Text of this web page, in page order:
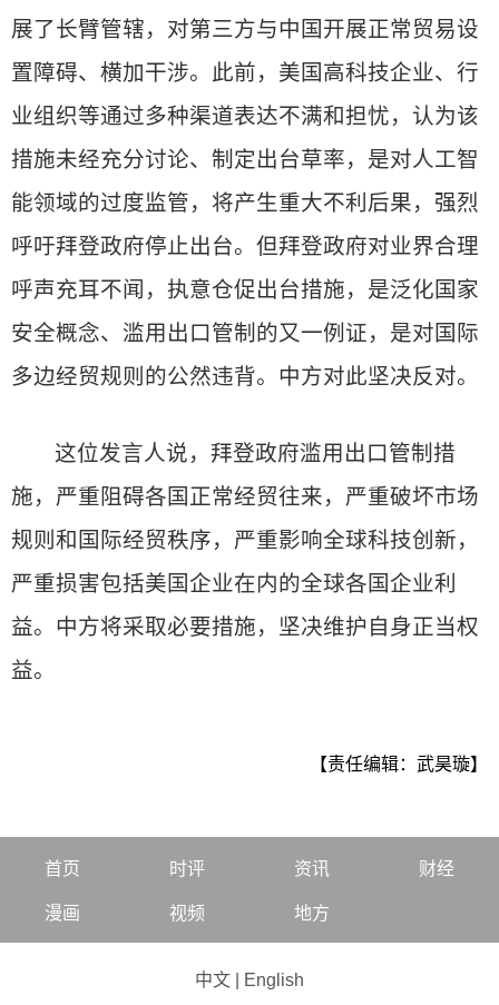
展了长臂管辖，对第三方与中国开展正常贸易设
置障碍、横加干涉。此前，美国高科技企业、行
业组织等通过多种渠道表达不满和担忧，认为该
措施未经充分讨论、制定出台草率，是对人工智
能领域的过度监管，将产生重大不利后果，强烈
呼吁拜登政府停止出台。但拜登政府对业界合理
呼声充耳不闻，执意仓促出台措施，是泛化国家
安全概念、滥用出口管制的又一例证，是对国际
多边经贸规则的公然违背。中方对此坚决反对。
这位发言人说，拜登政府滥用出口管制措
施，严重阻碍各国正常经贸往来，严重破坏市场
规则和国际经贸秩序，严重影响全球科技创新，
严重损害包括美国企业在内的全球各国企业利
益。中方将采取必要措施，坚决维护自身正当权
益。
【责任编辑：武昊璇】
首页 时评 资讯 财经
漫画 视频 地方
中文 English